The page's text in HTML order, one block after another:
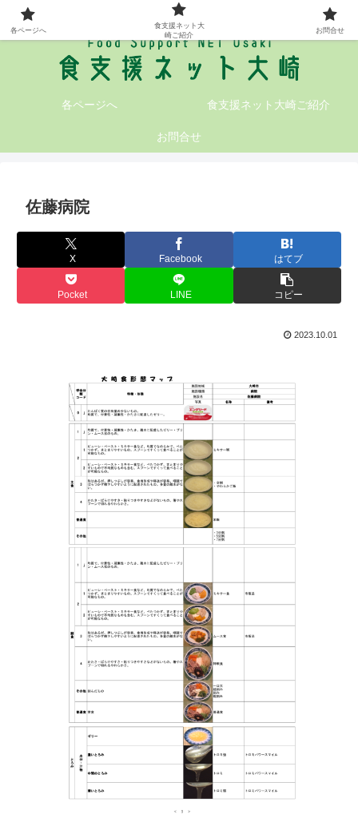
大崎地域の食支援情報が満載です!
各ページへ 食支援ネット大崎ご紹介
お問合せ
佐藤病院
X Facebook はてブ
Pocket LINE コピー
2023.10.01
各ページへ
食支援ネット大
崎ご紹介
お問合せ